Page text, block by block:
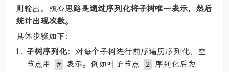
则输出。核心思路是通过序列化将子树唯一表示，然后
统计出现次数。
具体步骤如下：
子树序列化：对每个子树进行前序遍历序列化，空
节点用
# 表示。例如叶子节点 2 序列化后为